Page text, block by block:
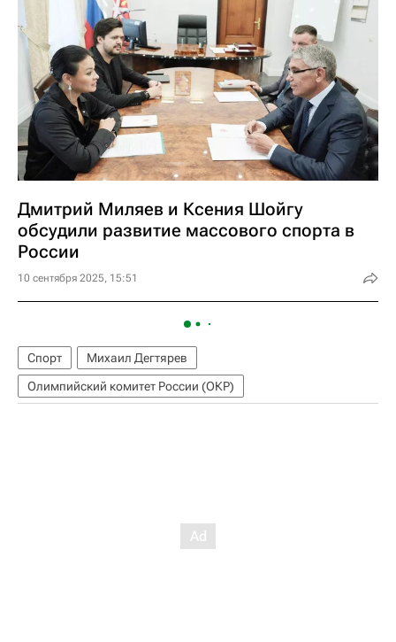
Дмитрий Миляев и Ксения Шойгу
обсудили развитие массового спорта в
России
10 сентября 2025, 15:51
Спорт
Михаил Дегтярев
Олимпийский комитет России (ОКР)